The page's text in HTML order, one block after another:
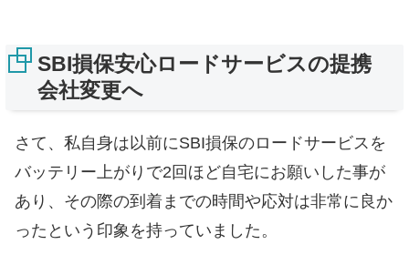
SBI損保安心ロードサービスの提携
会社変更へ
さて、私自身は以前にSBI損保のロードサービスを
バッテリー上がりで2回ほど自宅にお願いした事が
あり、その際の到着までの時間や応対は非常に良か
ったという印象を持っていました。